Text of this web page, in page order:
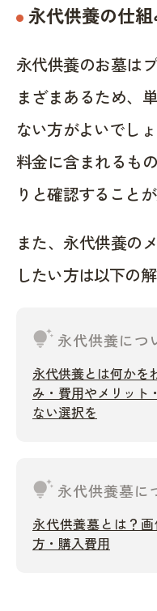
永代供養の仕
永代供養のお墓は
まざまあるため、
ない方がよいでしょ
料金に含まれるも
りと確認すること
また、永代供養の
したい方は以下の
tips_and_updates 永代供養につ
永代供養とは何かを
み・費用やメリット
ない選択を
tips_and_updates 永代供養墓に
永代供養墓とは？
方・購入費用